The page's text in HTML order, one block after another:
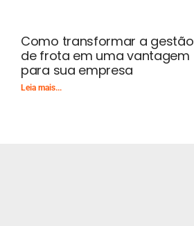
Como transformar a gestão
de frota em uma vantagem
para sua empresa
Leia mais...